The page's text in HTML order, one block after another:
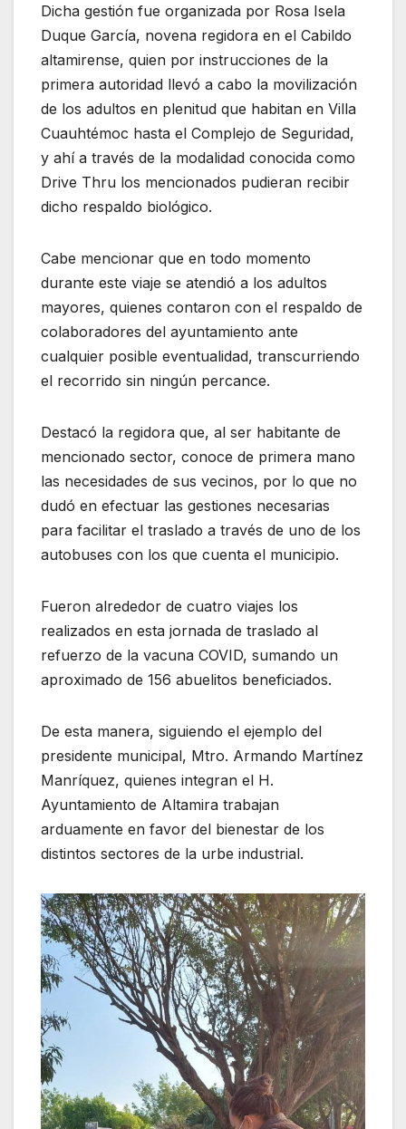
Dicha gestión fue organizada por Rosa Isela
Duque García, novena regidora en el Cabildo
altamirense, quien por instrucciones de la
primera autoridad llevó a cabo la movilización
de los adultos en plenitud que habitan en Villa
Cuauhtémoc hasta el Complejo de Seguridad,
y ahí a través de la modalidad conocida como
Drive Thru los mencionados pudieran recibir
dicho respaldo biológico.
Cabe mencionar que en todo momento
durante este viaje se atendió a los adultos
mayores, quienes contaron con el respaldo de
colaboradores del ayuntamiento ante
cualquier posible eventualidad, transcurriendo
el recorrido sin ningún percance.
Destacó la regidora que, al ser habitante de
mencionado sector, conoce de primera mano
las necesidades de sus vecinos, por lo que no
dudó en efectuar las gestiones necesarias
para facilitar el traslado a través de uno de los
autobuses con los que cuenta el municipio.
Fueron alrededor de cuatro viajes los
realizados en esta jornada de traslado al
refuerzo de la vacuna COVID, sumando un
aproximado de 156 abuelitos beneficiados.
De esta manera, siguiendo el ejemplo del
presidente municipal, Mtro. Armando Martínez
Manríquez, quienes integran el H.
Ayuntamiento de Altamira trabajan
arduamente en favor del bienestar de los
distintos sectores de la urbe industrial.